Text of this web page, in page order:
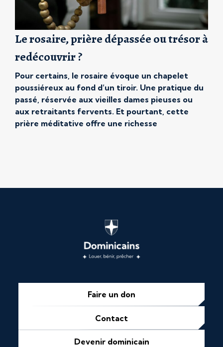
Le rosaire, prière dépassée ou trésor à
redécouvrir ?
Pour certains, le rosaire évoque un chapelet
poussiéreux au fond d’un tiroir. Une pratique du
passé, réservée aux vieilles dames pieuses ou
aux retraitants fervents. Et pourtant, cette
prière méditative offre une richesse
Faire un don
Contact
Devenir dominicain